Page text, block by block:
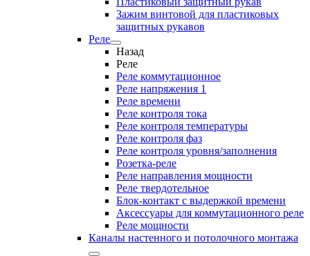
Зажим винтовой для пластиковых
защитных рукавов
Реле
Назад
Реле
Реле коммутационное
Реле напряжения 1
Реле времени
Реле контроля тока
Реле контроля температуры
Реле контроля фаз
Реле контроля уровня/заполнения
Розетка-реле
Реле направления мощности
Реле твердотельное
Блок-контакт с выдержкой времени
Аксессуары для коммутационного реле
Реле мощности
Каналы настенного и потолочного монтажа